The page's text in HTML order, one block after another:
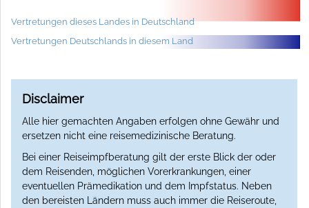
Vertretungen dieses Landes in Deutschland
Vertretungen Deutschlands in diesem Land
Disclaimer
Alle hier gemachten Angaben erfolgen ohne Gewähr und
ersetzen nicht eine reisemedizinische Beratung.
Bei einer Reiseimpfberatung gilt der erste Blick der oder
dem Reisenden, möglichen Vorerkrankungen, einer
eventuellen Prämedikation und dem Impfstatus. Neben
den bereisten Ländern muss auch immer die Reiseroute,